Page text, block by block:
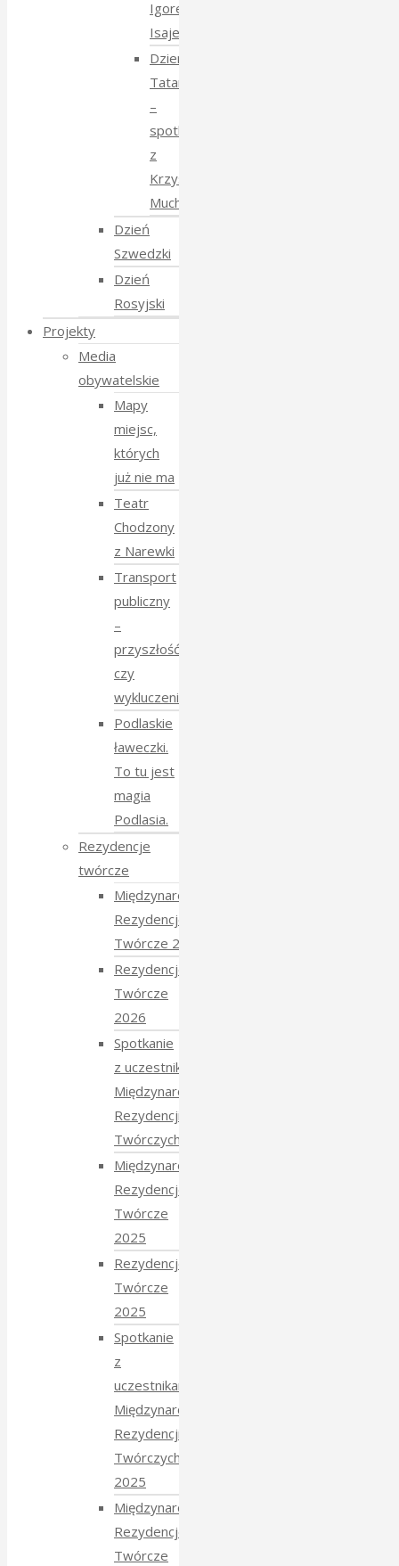
Igorem
Isajewem
Dzien
Tatarski
–
spotkanie
z
Krzysztofem
Mucharskim
Dzień
Szwedzki
Dzień
Rosyjski
Projekty
Media
obywatelskie
Mapy
miejsc,
których
już nie ma
Teatr
Chodzony
z Narewki
Transport
publiczny
–
przyszłość
czy
wykluczenie?
Podlaskie
ławeczki.
To tu jest
magia
Podlasia.
Rezydencje
twórcze
Międzynarodowe
Rezydencje
Twórcze 2026
Rezydencje
Twórcze
2026
Spotkanie
z uczestnikami
Międzynarodowych
Rezydencji
Twórczych 2026
Międzynarodowe
Rezydencje
Twórcze
2025
Rezydencje
Twórcze
2025
Spotkanie
z
uczestnikami
Międzynarodowych
Rezydencji
Twórczych
2025
Międzynarodowe
Rezydencje
Twórcze